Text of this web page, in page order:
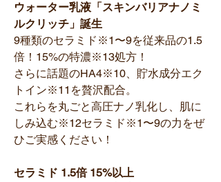
ウォーター乳液「スキンバリアナノミ
ルクリッチ」誕生
9種類のセラミド※1〜9を従来品の1.5
倍！15%の特濃※13処方！
さらに話題のHA4※10、貯水成分エク
トイン※11を贅沢配合。
これらを丸ごと高圧ナノ乳化し、肌に
しみ込む※12セラミド※1〜9の力をぜ
ひご実感ください！
セラミド 1.5倍 15%以上